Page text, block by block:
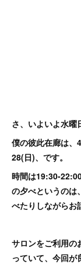
さ、いよいよ水曜
僕の彼此在廊は、
28(日)、です。
時間は19:30-
の夕べというのは
べたりしながらお
サロンをご利用の
っていて、今回が